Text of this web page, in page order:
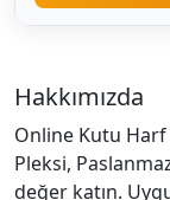
Hakkımızda
Online Kutu
Pleksi,
değer katın.